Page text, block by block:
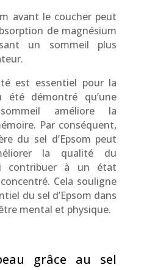
avant le coucher peut
de magnésium
un sommeil plus
est essentiel pour la
démontré qu’une
améliore la
Par conséquent,
du sel d’Epsom peut
la qualité du
contribuer à un état
Cela souligne
du sel d’Epsom dans
mental et physique.
grâce au sel